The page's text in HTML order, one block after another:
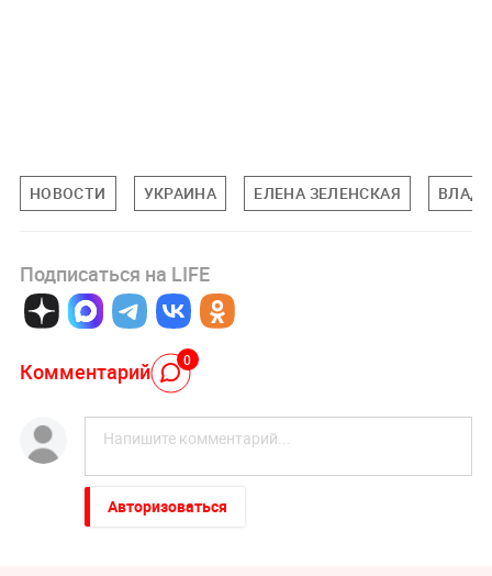
НОВОСТИ УКРАИНА ЕЛЕНА ЗЕЛЕНСКАЯ
Подписаться на LIFE
Комментарий 0
Авторизоваться